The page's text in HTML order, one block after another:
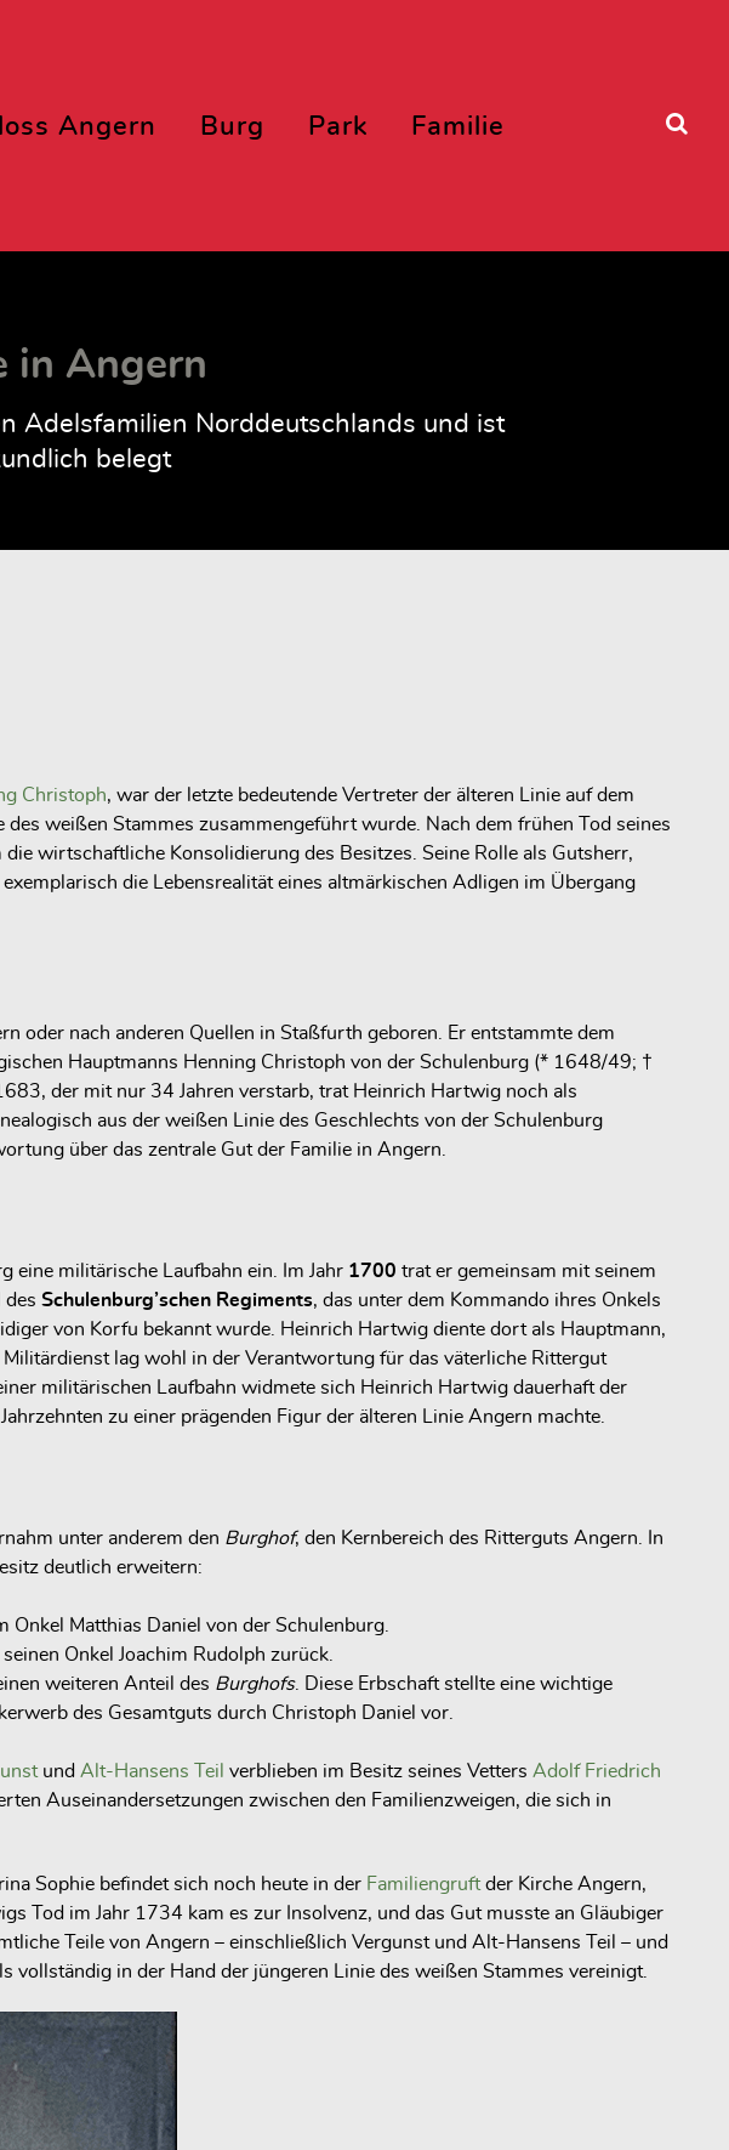
Angern Burg Park Familie
in Angern
Adelsfamilien Norddeutschlands und ist
belegt
Christoph, war der letzte bedeutende Vertreter der älteren Linie auf dem
weißen Stammes zusammengeführt wurde. Nach dem frühen Tod seines
wirtschaftliche Konsolidierung des Besitzes. Seine Rolle als Gutsherr,
die Lebensrealität eines altmärkischen Adligen im Übergang
oder nach anderen Quellen in Staßfurth geboren. Er entstammte dem
Hauptmanns Henning Christoph von der Schulenburg (* 1648/49; †
der mit nur 34 Jahren verstarb, trat Heinrich Hartwig noch als
aus der weißen Linie des Geschlechts von der Schulenburg
über das zentrale Gut der Familie in Angern.
eine militärische Laufbahn ein. Im Jahr 1700 trat er gemeinsam mit seinem
des Schulenburg’schen Regiments, das unter dem Kommando ihres Onkels
von Korfu bekannt wurde. Heinrich Hartwig diente dort als Hauptmann,
lag wohl in der Verantwortung für das väterliche Rittergut
militärischen Laufbahn widmete sich Heinrich Hartwig dauerhaft der
zu einer prägenden Figur der älteren Linie Angern machte.
unter anderem den Burghof, den Kernbereich des Ritterguts Angern. In
deutlich erweitern:
Onkel Matthias Daniel von der Schulenburg.
Onkel Joachim Rudolph zurück.
weiteren Anteil des Burghofs. Diese Erbschaft stellte eine wichtige
des Gesamtguts durch Christoph Daniel vor.
und Alt-Hansens Teil verblieben im Besitz seines Vetters Adolf Friedrich
Auseinandersetzungen zwischen den Familienzweigen, die sich in
Sophie befindet sich noch heute in der Familiengruftder Kirche Angern,
Tod im Jahr 1734 kam es zur Insolvenz, und das Gut musste an Gläubiger
Teile von Angern – einschließlich Vergunst und Alt-Hansens Teil – und
in der Hand der jüngeren Linie des weißen Stammes vereinigt.